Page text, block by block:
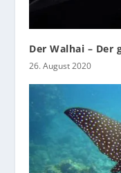
Der Walhai – Der
26. August 2020